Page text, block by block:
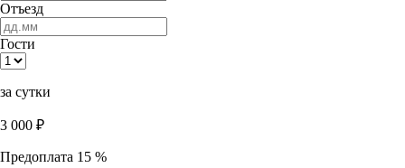
Отъезд
Гости
за сутки
3 000 ₽
Предоплата 15 %